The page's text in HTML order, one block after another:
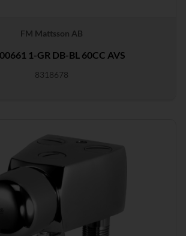
FM Mattsson AB
1-GR DB-BL 60CC AVS
8318678